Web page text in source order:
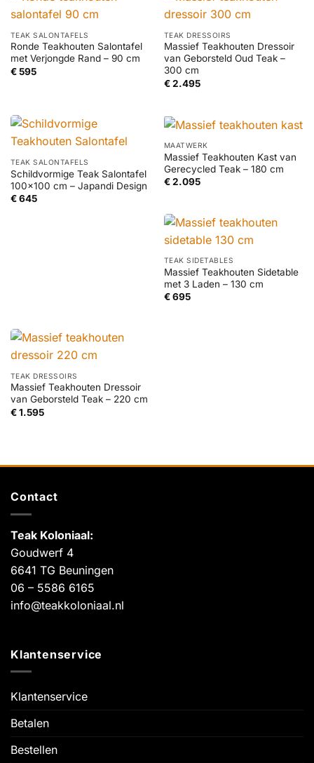
TEAK SALONTAFELS
Ronde Teakhouten Salontafel
met Verjongde Rand – 90 cm
€595
TEAK DRESSOIRS
Massief Teakhouten Dressoir
van Geborsteld Oud Teak –
300 cm
€2.495
TEAK SALONTAFELS
Schildvormige Teak Salontafel
100×100 cm – Japandi Design
€645
MAATWERK
Massief Teakhouten Kast van
Gerecycled Teak – 180 cm
€2.095
TEAK SIDETABLES
Massief Teakhouten Sidetable
met 3 Laden – 130 cm
€695
TEAK DRESSOIRS
Massief Teakhouten Dressoir
van Geborsteld Teak – 220 cm
€1.595
Contact
Teak Koloniaal:
Goudwerf 4
6641 TG Beuningen
06 – 5586 6165
info@teakkoloniaal.nl
Klantenservice
Klantenservice
Betalen
Bestellen